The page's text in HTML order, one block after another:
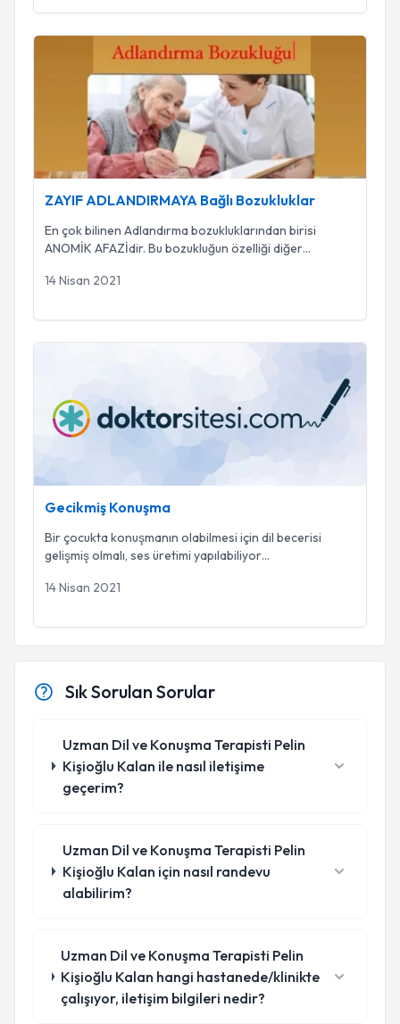
ZAYIF ADLANDIRMAYA Bağlı Bozukluklar
ZAYIF ADLANDIRMAYA Bağlı Bozukluklar
En çok bilinen Adlandırma bozukluklarından birisi
ANOMİK AFAZİdir. Bu bozukluğun özelliği diğer...
14 Nisan 2021
Gecikmiş Konuşma
Bir çocukta konuşmanın olabilmesi için dil becerisi
gelişmiş olmalı, ses üretimi yapılabiliyor...
14 Nisan 2021
Sık Sorulan Sorular
Uzman Dil ve Konuşma Terapisti Pelin
Kişioğlu Kalan ile nasıl iletişime
geçerim?
Uzman Dil ve Konuşma Terapisti Pelin
Kişioğlu Kalan için nasıl randevu
alabilirim?
Uzman Dil ve Konuşma Terapisti Pelin
Kişioğlu Kalan hangi hastanede/klinikte
çalışıyor, iletişim bilgileri nedir?